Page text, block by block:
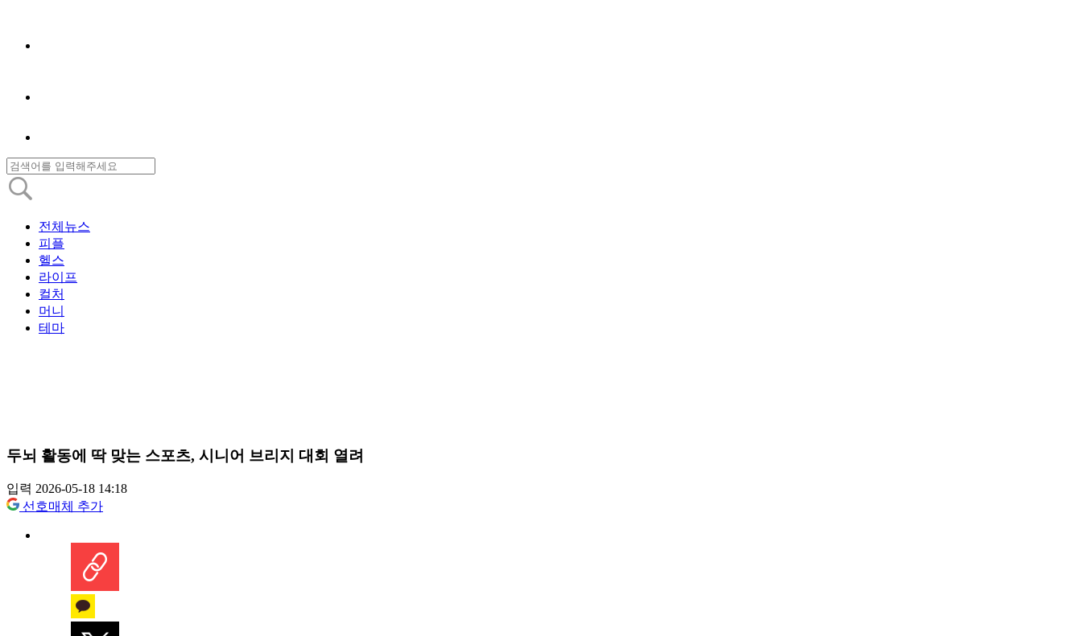
전체뉴스
피플
헬스
라이프
컬처
머니
테마
두뇌 활동에 딱 맞는 스포츠, 시니어 브리지 대회 열려
입력 2026-05-18 14:18
선호매체 추가